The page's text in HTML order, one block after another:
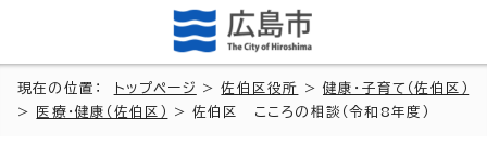
現在の位置： トップページ >佐伯区役所 >健康・子育て（佐伯区）
>
医療・健康（佐伯区） > 佐伯区 こころの相談（令和8年度）